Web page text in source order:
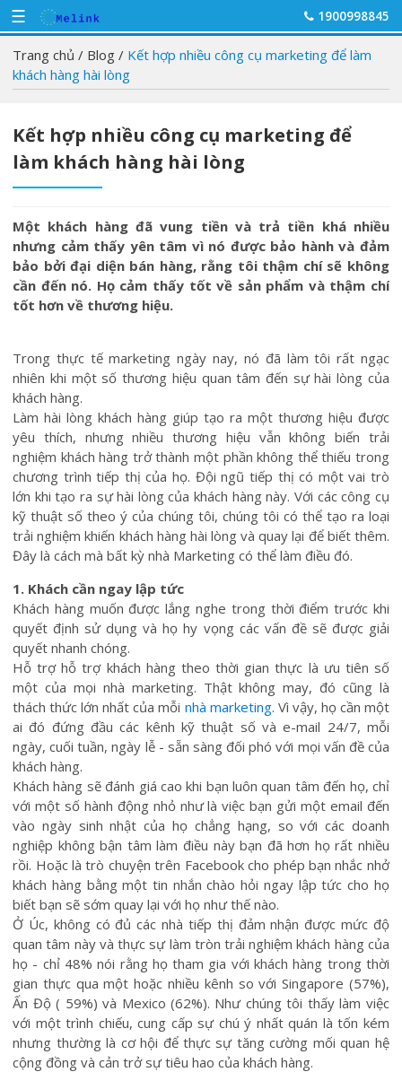
☰ 1900998845
Trang chủ/ Blog/ Kết hợp nhiều công cụ marketing để làm
khách hàng hài lòng
Kết hợp nhiều công cụ marketing để
làm khách hàng hài lòng
Một khách hàng đã vung tiền và trả tiền khá nhiều
nhưng cảm thấy yên tâm vì nó được bảo hành và đảm
bảo bởi đại diện bán hàng, rằng tôi thậm chí sẽ không
cần đến nó. Họ cảm thấy tốt về sản phẩm và thậm chí
tốt hơn về thương hiệu.
Trong thực tế marketing ngày nay, nó đã làm tôi rất ngạc
nhiên khi một số thương hiệu quan tâm đến sự hài lòng của
khách hàng.
Làm hài lòng khách hàng giúp tạo ra một thương hiệu được
yêu thích, nhưng nhiều thương hiệu vẫn không biến trải
nghiệm khách hàng trở thành một phần không thể thiếu trong
chương trình tiếp thị của họ. Đội ngũ tiếp thị có một vai trò
lớn khi tạo ra sự hài lòng của khách hàng này. Với các công cụ
kỹ thuật số theo ý của chúng tôi, chúng tôi có thể tạo ra loại
trải nghiệm khiến khách hàng hài lòng và quay lại để biết thêm.
Đây là cách mà bất kỳ nhà Marketing có thể làm điều đó.
1. Khách cần ngay lập tức
Khách hàng muốn được lắng nghe trong thời điểm trước khi
quyết định sử dụng và họ hy vọng các vấn đề sẽ được giải
quyết nhanh chóng.
Hỗ trợ hỗ trợ khách hàng theo thời gian thực là ưu tiên số
một của mọi nhà marketing. Thật không may, đó cũng là
thách thức lớn nhất của mỗi nhà marketing. Vì vậy, họ cần một
ai đó đứng đầu các kênh kỹ thuật số và e-mail 24/7, mỗi
ngày, cuối tuần, ngày lễ - sẵn sàng đối phó với mọi vấn đề của
khách hàng.
Khách hàng sẽ đánh giá cao khi bạn luôn quan tâm đến họ, chỉ
với một số hành động nhỏ như là việc bạn gửi một email đến
vào ngày sinh nhật của họ chẳng hạng, so với các doanh
nghiệp không bận tâm làm điều này bạn đã hơn họ rất nhiều
rồi. Hoặc là trò chuyện trên Facebook cho phép bạn nhắc nhở
khách hàng bằng một tin nhắn chào hỏi ngay lập tức cho họ
biết bạn sẽ sớm quay lại với họ như thế nào.
Ở Úc, không có đủ các nhà tiếp thị đảm nhận được mức độ
quan tâm này và thực sự làm tròn trải nghiệm khách hàng của
họ - chỉ 48% nói rằng họ tham gia với khách hàng trong thời
gian thực qua một hoặc nhiều kênh so với Singapore (57%),
Ấn Độ ( 59%) và Mexico (62%). Như chúng tôi thấy làm việc
với một trình chiếu, cung cấp sự chú ý nhất quán là tốn kém
nhưng thường là cơ hội để thực sự tăng cường mối quan hệ
cộng đồng và cản trở sự tiêu hao của khách hàng.